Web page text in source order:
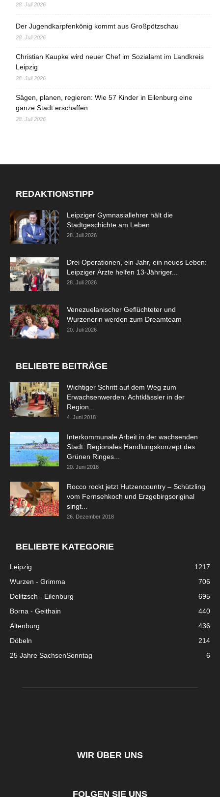
28. Juli 2026
Der Jugendkarpfenkönig kommt aus Großpötzschau
28. Juli 2026
Christian Kaupke wird neuer Chef im Sozialamt im Landkreis
Leipzig
28. Juli 2026
Sägen, planen, regieren: Wie 57 Kinder in Eilenburg eine
ganze Stadt erschaffen
28. Juli 2026
REDAKTIONSTIPP
Leipziger Gymnasiallehrer hält die
Stadtgeschichte am Leben
28. Juli 2026
Drei Operationen, ein Jahr, ein neues Leben:
Leipziger Ärzte helfen 13-Jähriger...
28. Juli 2026
Venezuelanischer Geflüchteter und
Wurzenerin werden zum Dreamteam
20. Juli 2026
BELIEBTE BEITRÄGE
Wichtiger Schritt auf dem Weg zum
Erwachsenwerden: Achtklässler in der
Region...
4. Juni 2018
Interkommunale Arbeit in der wachsenden
Stadt: Regionales Handlungskonzept des
Grünen Ringes...
20. Juni 2018
Rocco rockt jetzt Hutzencountry – Schützling
vom Fernsehkoch und Erzgebirgsoriginal
singt...
26. Dezember 2018
BELIEBTE KATEGORIE
Leipzig
1217
Wurzen - Grimma
706
Delitzsch - Eilenburg
695
Borna - Geithain
440
Altenburg
436
Döbeln
214
25 Jahre SachsenSonntag
6
WIR ÜBER UNS
FOLGEN SIE UNS